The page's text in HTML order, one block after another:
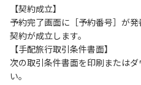
（１）川原にテントやタープを
（２）雨が降ったときは川原
（３）カムイコタン公園キャ
流で雨が降り急に増水するこ
し、濁り始めたときには直ち
（４）キャンプ場の管理者や
【契約成立】
予約完了画面に［予約番号］が
契約が成立します。
【手配旅行取引条件書面】
次の取引条件書面を印刷または
い。